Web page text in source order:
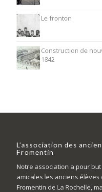
Le fronton
Construction de
1842
L’association des
Fromentin
Notre association a pour
amicales les anciens
Fromentin de La Rochelle,